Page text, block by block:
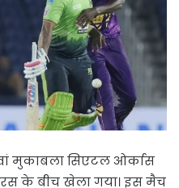
मुकाबला सिएटल ओर्कास
के बीच खेला गया। इस मैच